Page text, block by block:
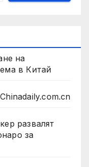
на
в Китай
развалят
за